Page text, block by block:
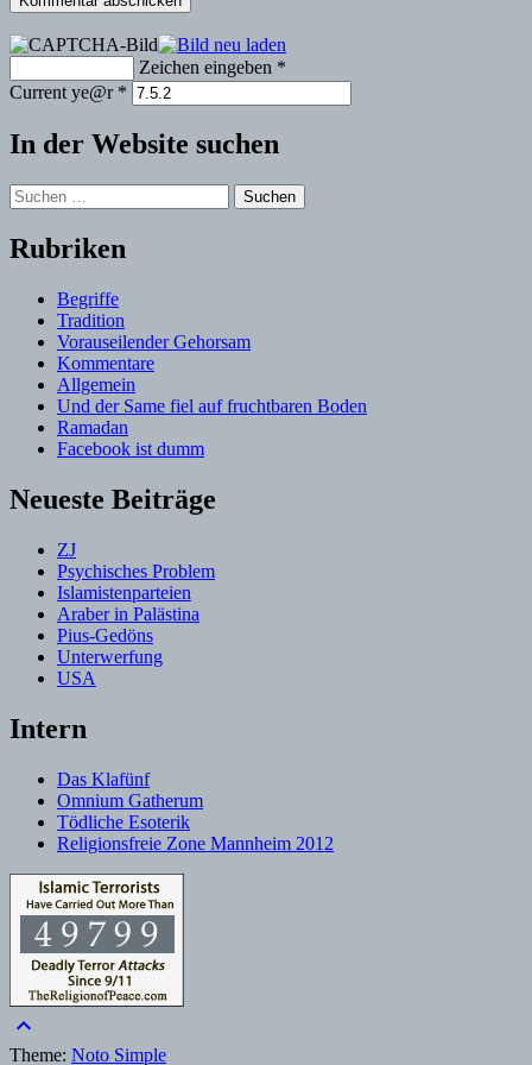
Zeichen eingeben *
Current ye@r *
In der Website suchen
Suchen
nach:
Rubriken
Begriffe
Tradition
Vorauseilender Gehorsam
Kommentare
Allgemein
Und der Same fiel auf fruchtbaren Boden
Ramadan
Facebook ist dumm
Neueste Beiträge
ZJ
Psychisches Problem
Islamistenparteien
Araber in Palästina
Pius-Gedöns
Unterwerfung
USA
Intern
Das Klafünf
Omnium Gatherum
Tödliche Esoterik
Religionsfreie Zone Mannheim 2012
keyboard_arrow_up
Theme: Noto Simple